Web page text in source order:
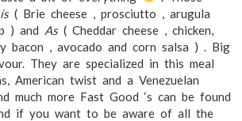
( Brie cheese , prosciutto , arugula
) and As( Cheddar cheese , chicken,
bacon , avocado and corn salsa ) . Big
They are specialized in this meal
American twist and a Venezuelan
much more Fast Good ‘s can be found
if you want to be aware of all the